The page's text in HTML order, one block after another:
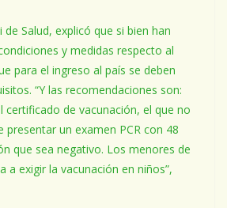
de Salud, explicó que si bien han
y medidas respecto al
para el ingreso al país se deben
“Y las recomendaciones son:
certificado de vacunación, el que no
presentar un examen PCR con 48
que sea negativo. Los menores de
a exigir la vacunación en niños”,